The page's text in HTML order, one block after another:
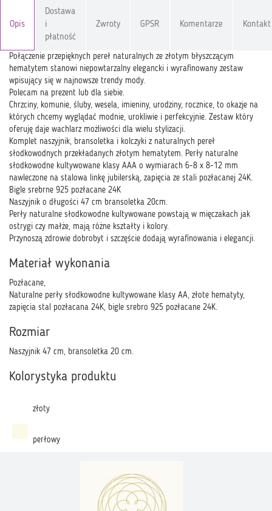
Opis
Dostawa
i
płatność
Zwroty GPSR Komentarze Kontakt
Połączenie przepięknych pereł naturalnych ze złotym błyszczącym
hematytem stanowi niepowtarzalny elegancki i wyrafinowany zestaw
wpisujący się w najnowsze trendy mody.
Polecam na prezent lub dla siebie.
Chrzciny, komunie, śluby, wesela, imieniny, urodziny, rocznice, to okazje na
których chcemy wyglądać modnie, urokliwie i perfekcyjnie. Zestaw który
oferuję daje wachlarz możliwości dla wielu stylizacji.
Komplet naszyjnik, bransoletka i kolczyki z naturalnych pereł
słodkowodnych przekładanych złotym hematytem. Perły naturalne
słodkowodne kultywowane klasy AAA o wymiarach 6-8 x 8-12 mm
nawleczone na stalowa linkę jubilerską, zapięcia ze stali pozłacanej 24K.
Bigle srebrne 925 pozłacane 24K
Naszyjnik o długości 47 cm bransoletka 20cm.
Perły naturalne słodkowodne kultywowane powstają w mięczakach jak
ostrygi czy małże, mają różne kształty i kolory.
Przynoszą zdrowie dobrobyt i szczęście dodają wyrafinowania i elegancji.
Materiał wykonania
Pozłacane,
Naturalne perły słodkowodne kultywowane klasy AA, złote hematyty,
zapięcia stal pozłacana 24K, bigle srebro 925 pozłacane 24K.
Rozmiar
Naszyjnik 47 cm, bransoletka 20 cm.
Kolorystyka produktu
złoty
perłowy